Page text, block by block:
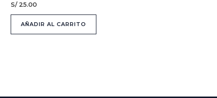
S/25.00
AÑADIR AL CARRITO